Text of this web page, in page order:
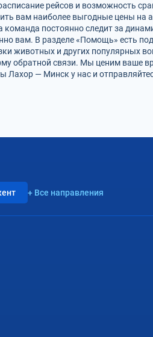
рейсов и возможность
вам наиболее выгодные цены на
постоянно следит за
вам. В разделе «Помощь» есть
животных и других популярных
обратной связи. Мы ценим ваше
Лахор — Минск у нас и
+ Все направления